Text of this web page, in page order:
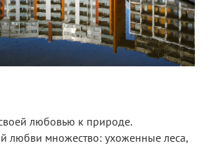
любовью к природе.
любви множество: ухоженные леса,